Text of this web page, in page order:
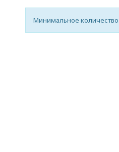
Минимальное количество